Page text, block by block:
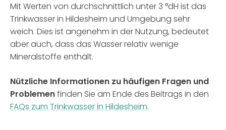
Mit Werten von durchschnittlich unter 3 °dH ist das
Trinkwasser in Hildesheim und Umgebung sehr
weich. Dies ist angenehm in der Nutzung, bedeutet
aber auch, dass das Wasser relativ wenige
Mineralstoffe enthält.
Nützliche Informationen zu häufigen Fragen und
Problemenfinden Sie am Ende des Beitrags in den
FAQs zum Trinkwasser in Hildesheim.